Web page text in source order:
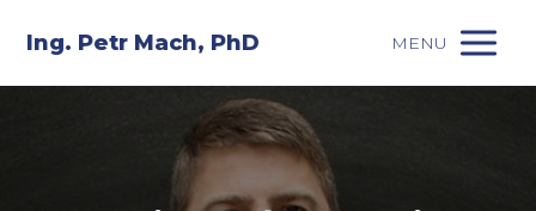
Ing. Petr Mach, PhD MENU